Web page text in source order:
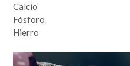
Calcio
Fósforo
Hierro